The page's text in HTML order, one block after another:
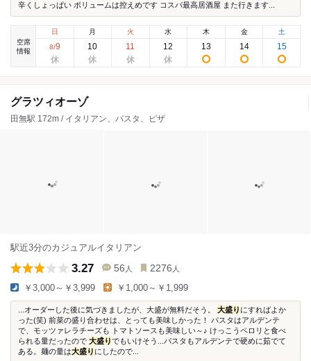
辛くしょっぱい ボリュームは控えめです コスパ最高居酒屋 また行きます...
空席
情報
日
8/9
月
10
火
11
水
12
木
13
金
14
土
15
グラツィオーゾ
田無駅 172m / イタリアン、パスタ、ピザ
駅近3分のカジュアルイタリアン
3.27 56 人 2276 人
￥3,000～￥3,999 ￥1,000～￥1,999
...オーダーした後に気づきましたが、大盛が無料だそう。 大盛り にすればよか
った(笑) 前菜の盛り合わせは、とっても美味しかった！ パスタはアルデンテ
で、モッツァレラチーズも トマトソースも美味しい～♪ けっこうペロリと食べ
られる量だったので 大盛りでもいけそう...パスタもアルデンテで硬めに茹でて
ある。麺の量は大盛り にしたので...